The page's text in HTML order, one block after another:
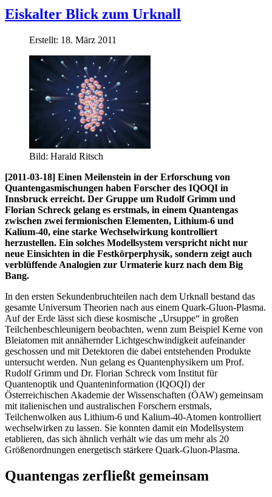
Eiskalter Blick zum Urknall
Erstellt: 18. März 2011
Bild: Harald Ritsch
[2011-03-18] Einen Meilenstein in der Erforschung von
Quantengasmischungen haben Forscher des IQOQI in
Innsbruck erreicht. Der Gruppe um Rudolf Grimm und
Florian Schreck gelang es erstmals, in einem Quantengas
zwischen zwei fermionischen Elementen, Lithium-6 und
Kalium-40, eine starke Wechselwirkung kontrolliert
herzustellen. Ein solches Modellsystem verspricht nicht nur
neue Einsichten in die Festkörperphysik, sondern zeigt auch
verblüffende Analogien zur Urmaterie kurz nach dem Big
Bang.
In den ersten Sekundenbruchteilen nach dem Urknall bestand das
gesamte Universum Theorien nach aus einem Quark-Gluon-Plasma.
Auf der Erde lässt sich diese kosmische „Ursuppe“ in großen
Teilchenbeschleunigern beobachten, wenn zum Beispiel Kerne von
Bleiatomen mit annähernder Lichtgeschwindigkeit aufeinander
geschossen und mit Detektoren die dabei entstehenden Produkte
untersucht werden. Nun gelang es Quantenphysikern um Prof.
Rudolf Grimm und Dr. Florian Schreck vom Institut für
Quantenoptik und Quanteninformation (IQOQI) der
Österreichischen Akademie der Wissenschaften (ÖAW) gemeinsam
mit italienischen und australischen Forschern erstmals,
Teilchenwolken aus Lithium-6 und Kalium-40-Atomen kontrolliert
wechselwirken zu lassen. Sie konnten damit ein Modellsystem
etablieren, das sich ähnlich verhält wie das um mehr als 20
Größenordnungen energetisch stärkere Quark-Gluon-Plasma.
Quantengas zerfließt gemeinsam